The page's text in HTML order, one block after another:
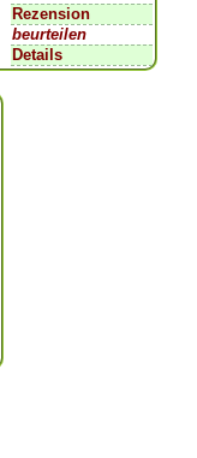
Rezension
beurteilen
Details